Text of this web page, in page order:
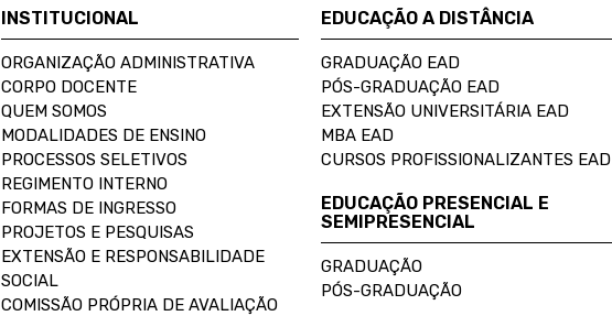
INSTITUCIONAL
ORGANIZAÇÃO ADMINISTRATIVA
CORPO DOCENTE
QUEM SOMOS
MODALIDADES DE ENSINO
PROCESSOS SELETIVOS
REGIMENTO INTERNO
FORMAS DE INGRESSO
PROJETOS E PESQUISAS
EXTENSÃO E RESPONSABILIDADE
SOCIAL
COMISSÃO PRÓPRIA DE AVALIAÇÃO
EDUCAÇÃO A DISTÂNCIA
GRADUAÇÃO EAD
PÓS-GRADUAÇÃO EAD
EXTENSÃO UNIVERSITÁRIA EAD
MBA EAD
CURSOS PROFISSIONALIZANTES EAD
EDUCAÇÃO PRESENCIAL E
SEMIPRESENCIAL
GRADUAÇÃO
PÓS-GRADUAÇÃO